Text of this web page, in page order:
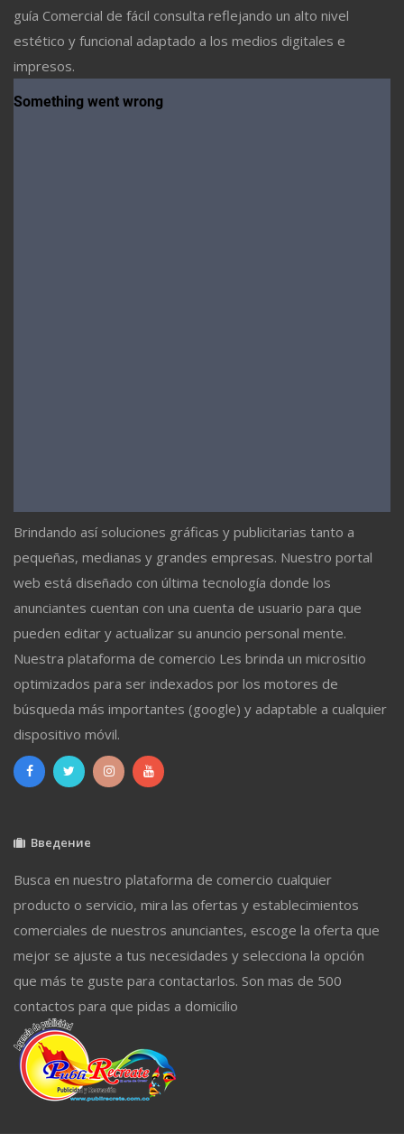
guía Comercial de fácil consulta reflejando un alto nivel
estético y funcional adaptado a los medios digitales e
impresos.
Brindando así soluciones gráficas y publicitarias tanto a
pequeñas, medianas y grandes empresas. Nuestro portal
web está diseñado con última tecnología donde los
anunciantes cuentan con una cuenta de usuario para que
pueden editar y actualizar su anuncio personal mente.
Nuestra plataforma de comercio Les brinda un micrositio
optimizados para ser indexados por los motores de
búsqueda más importantes (google) y adaptable a cualquier
dispositivo móvil.
Введение
Busca en nuestro plataforma de comercio cualquier
producto o servicio, mira las ofertas y establecimientos
comerciales de nuestros anunciantes, escoge la oferta que
mejor se ajuste a tus necesidades y selecciona la opción
que más te guste para contactarlos. Son mas de 500
contactos para que pidas a domicilio